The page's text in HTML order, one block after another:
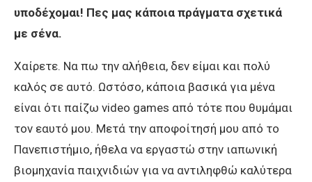
υποδέχομαι! Πες μας κάποια πράγματα σχετικά
με σένα.
Χαίρετε. Να πω την αλήθεια, δεν είμαι και πολύ
καλός σε αυτό. Ωστόσο, κάποια βασικά για μένα
είναι ότι παίζω video games από τότε που θυμάμαι
τον εαυτό μου. Μετά την αποφοίτησή μου από το
Πανεπιστήμιο, ήθελα να εργαστώ στην ιαπωνική
βιομηχανία παιχνιδιών για να αντιληφθώ καλύτερα